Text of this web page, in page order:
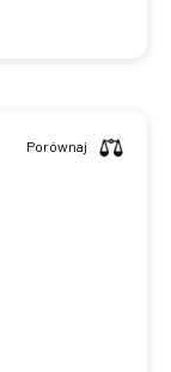
Porównaj